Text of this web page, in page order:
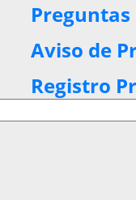
Aviso de
Registro